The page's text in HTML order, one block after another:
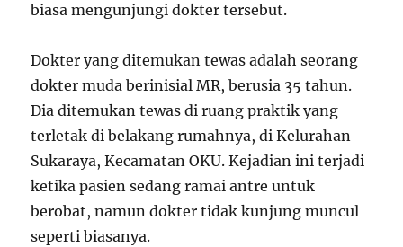
biasa mengunjungi dokter tersebut.
Dokter yang ditemukan tewas adalah seorang
dokter muda berinisial MR, berusia 35 tahun.
Dia ditemukan tewas di ruang praktik yang
terletak di belakang rumahnya, di Kelurahan
Sukaraya, Kecamatan OKU. Kejadian ini terjadi
ketika pasien sedang ramai antre untuk
berobat, namun dokter tidak kunjung muncul
seperti biasanya.